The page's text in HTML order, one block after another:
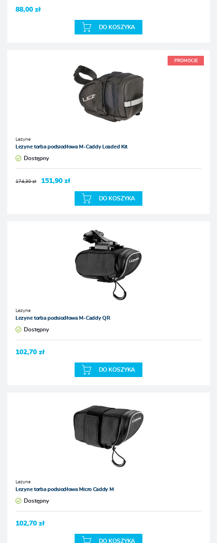
88,00 zł
DO KOSZYKA
PROMOCJE
Lezyne
Lezyne torba podsiodłowa M-Caddy Loaded Kit
Dostępny
174,30 zł 151,90 zł
DO KOSZYKA
Lezyne
Lezyne torba podsiodłowa M-Caddy QR
Dostępny
102,70 zł
DO KOSZYKA
Lezyne
Lezyne torba podsiodłowa Micro Caddy M
Dostępny
102,70 zł
DO KOSZYKA